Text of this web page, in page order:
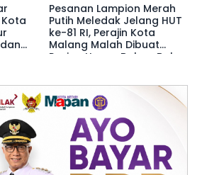
Pesanan Lampion Merah
Putih Meledak Jelang HUT
ke-81 RI, Perajin Kota
Malang Malah Dibuat
Pusing Harga Bahan Baku